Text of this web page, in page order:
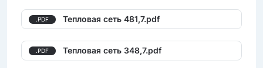
.PDF Тепловая сеть 481,7.pdf
.PDF Тепловая сеть 348,7.pdf